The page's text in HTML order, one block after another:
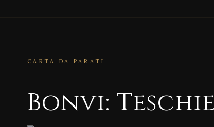
CARTA DA PARATI
Bonvi: